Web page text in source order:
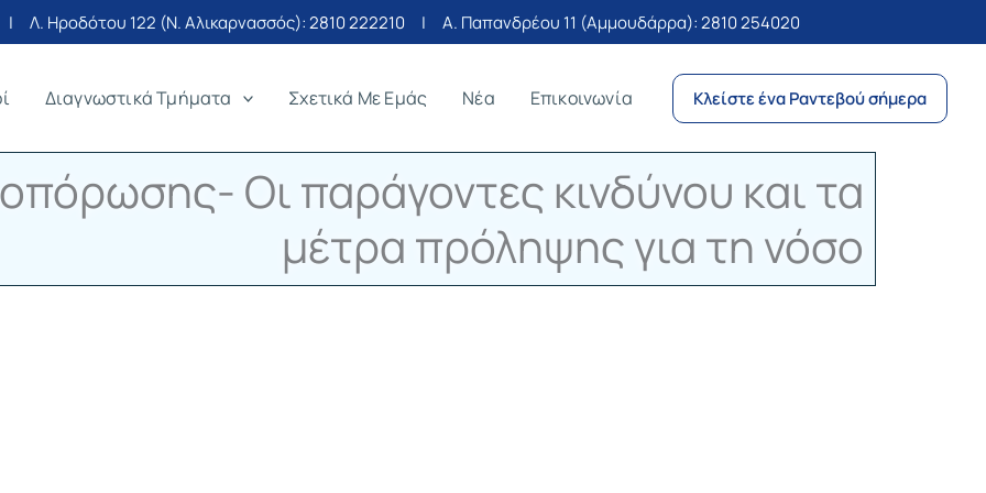
| Λ. Ηροδότου 122 (Ν. Αλικαρνασσός):2810 222210 | Α. Παπανδρέου 11 (Αμμουδάρρα):2810 254020
Διαγνωστικά Τμήματα Σχετικά Με Εμάς Νέα Επικοινωνία Κλείστε ένα Ραντεβού σήμερα
Οι παράγοντες κινδύνου και τα
μέτρα πρόληψης για τη νόσο